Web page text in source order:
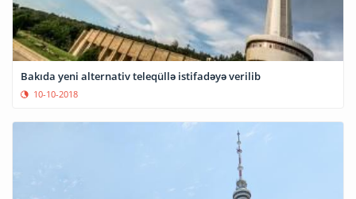
Bakıda yeni alternativ teleqüllə istifadəyə verilib
10-10-2018